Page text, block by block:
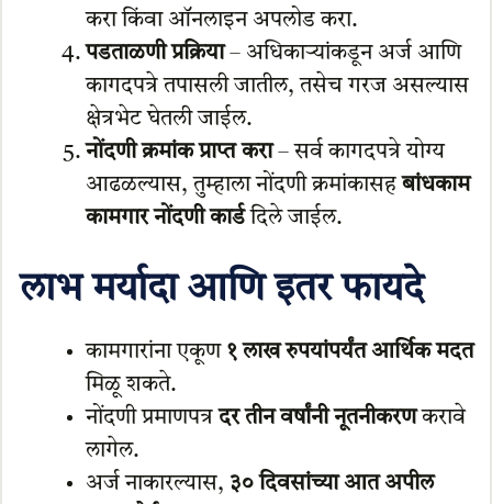
करा किंवा ऑनलाइन अपलोड करा.
पडताळणी प्रक्रिया– अधिकाऱ्यांकडून अर्ज आणि
कागदपत्रे तपासली जातील, तसेच गरज असल्यास
क्षेत्रभेट घेतली जाईल.
नोंदणी क्रमांक प्राप्त करा– सर्व कागदपत्रे योग्य
आढळल्यास, तुम्हाला नोंदणी क्रमांकासहबांधकाम
कामगार नोंदणी कार्डदिले जाईल.
लाभ मर्यादा आणि इतर फायदे
कामगारांना एकूण १ लाख रुपयांपर्यंत आर्थिक मदत
मिळू शकते.
नोंदणी प्रमाणपत्रदर तीन वर्षांनी नूतनीकरणकरावे
लागेल.
अर्ज नाकारल्यास, ३० दिवसांच्या आत अपील